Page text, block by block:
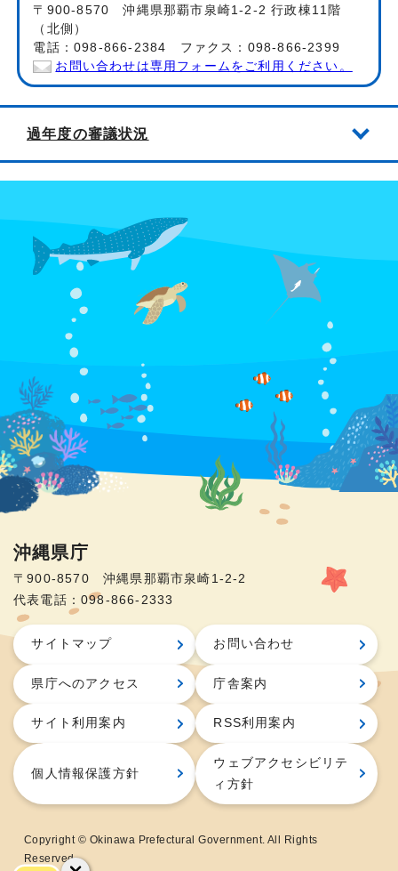
〒900-8570 沖縄県那覇市泉崎1-2-2 行政棟11階
（北側）
電話：098-866-2384 ファクス：098-866-2399
お問い合わせは専用フォームをご利用ください。
過年度の審議状況
沖縄県庁
〒900-8570 沖縄県那覇市泉崎1-2-2
代表電話：098-866-2333
サイトマップ お問い合わせ
県庁へのアクセス 庁舎案内
サイト利用案内 RSS利用案内
個人情報保護方針
ウェブアクセシビリテ
ィ方針
Copyright © Okinawa Prefectural Government. All Rights
Reserved.